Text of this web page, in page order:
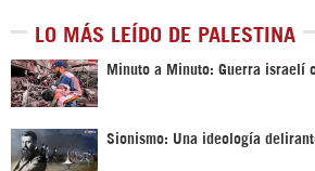
LO MÁS LEÍDO DE PALESTINA
Minuto a Minuto: Guerra israelí
Sionismo: Una ideología